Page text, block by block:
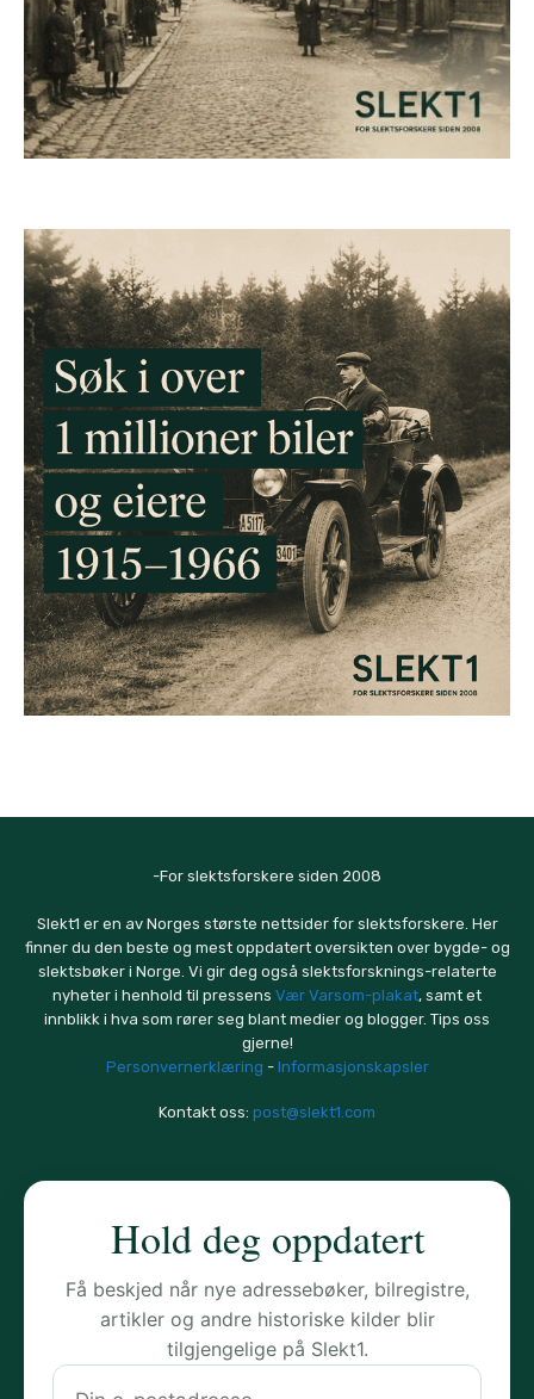
-For slektsforskere siden 2008
Slekt1 er en av Norges største nettsider for slektsforskere. Her
finner du den beste og mest oppdatert oversikten over bygde- og
slektsbøker i Norge. Vi gir deg også slektsforsknings-relaterte
nyheter i henhold til pressens Vær Varsom-plakat, samt et
innblikk i hva som rører seg blant medier og blogger. Tips oss
gjerne!
Personvernerklæring - Informasjonskapsler
Kontakt oss: post@slekt1.com
Hold deg oppdatert
Få beskjed når nye adressebøker, bilregistre,
artikler og andre historiske kilder blir
tilgjengelige på Slekt1.